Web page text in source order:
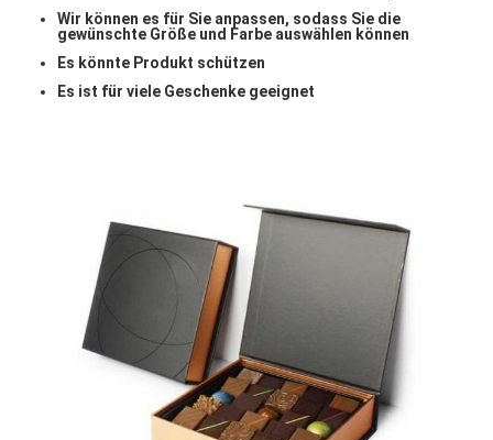
Wir können es für Sie anpassen, sodass Sie die
gewünschte Größe und Farbe auswählen können
Es könnte Produkt schützen
Es ist für viele Geschenke geeignet